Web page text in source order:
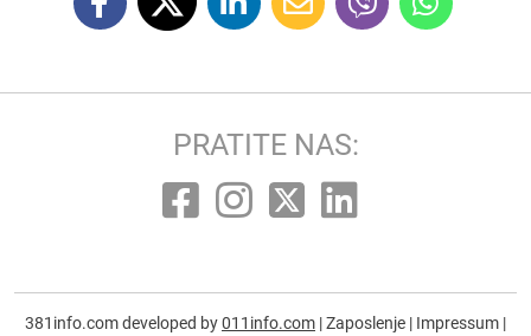
PRATITE NAS:
381info.com developed by011info.com |Zaposlenje | Impressum |